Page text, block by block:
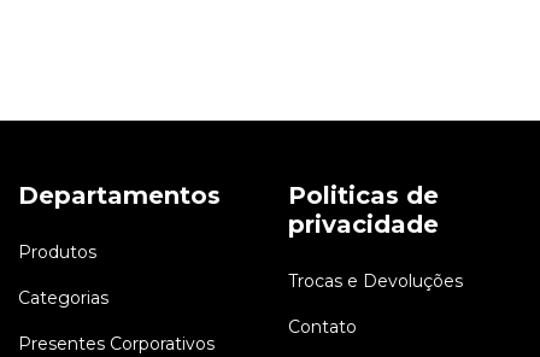
Departamentos
Produtos
Categorias
Presentes Corporativos
Politicas de
privacidade
Trocas e Devoluções
Contato